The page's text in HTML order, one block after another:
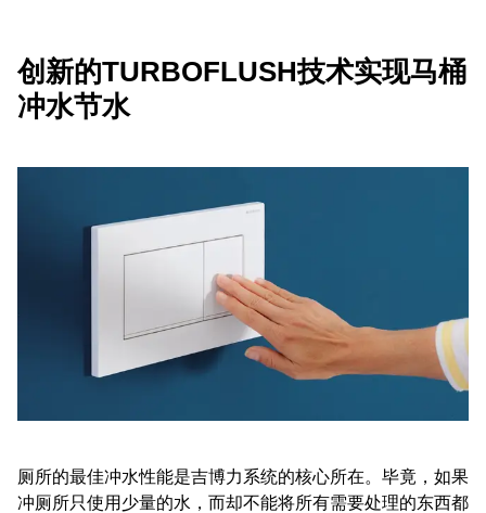
创新的TURBOFLUSH技术实现马桶
冲水节水
厕所的最佳冲水性能是吉博力系统的核心所在。毕竟，如果
冲厕所只使用少量的水，而却不能将所有需要处理的东西都